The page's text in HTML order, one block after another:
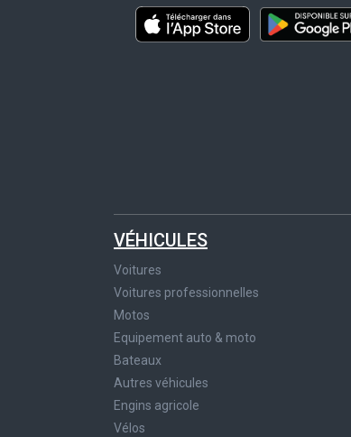
VÉHICULES
Voitures
Voitures professionnelles
Motos
Equipement auto & moto
Bateaux
Autres véhicules
Engins agricole
Vélos